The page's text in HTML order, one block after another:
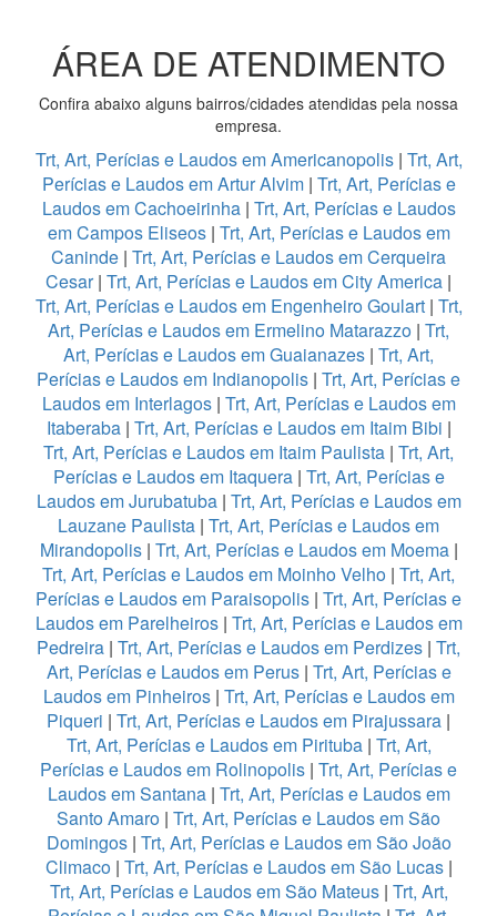
ÁREA DE ATENDIMENTO
Confira abaixo alguns bairros/cidades atendidas pela nossa
empresa.
Trt, Art, Perícias e Laudos em Americanopolis | Trt, Art,
Perícias e Laudos em Artur Alvim | Trt, Art, Perícias e
Laudos em Cachoeirinha| Trt, Art, Perícias e Laudos
em Campos Eliseos | Trt, Art, Perícias e Laudos em
Caninde | Trt, Art, Perícias e Laudos em Cerqueira
Cesar| Trt, Art, Perícias e Laudos em City America |
Trt, Art, Perícias e Laudos em Engenheiro Goulart | Trt,
Art, Perícias e Laudos em Ermelino Matarazzo | Trt,
Art, Perícias e Laudos em Guaianazes | Trt, Art,
Perícias e Laudos em Indianopolis | Trt, Art, Perícias e
Laudos em Interlagos| Trt, Art, Perícias e Laudos em
Itaberaba| Trt, Art, Perícias e Laudos em Itaim Bibi |
Trt, Art, Perícias e Laudos em Itaim Paulista | Trt, Art,
Perícias e Laudos em Itaquera| Trt, Art, Perícias e
Laudos em Jurubatuba| Trt, Art, Perícias e Laudos em
Lauzane Paulista | Trt, Art, Perícias e Laudos em
Mirandopolis| Trt, Art, Perícias e Laudos em Moema|
Trt, Art, Perícias e Laudos em Moinho Velho | Trt, Art,
Perícias e Laudos em Paraisopolis | Trt, Art, Perícias e
Laudos em Parelheiros| Trt, Art, Perícias e Laudos em
Pedreira | Trt, Art, Perícias e Laudos em Perdizes | Trt,
Art, Perícias e Laudos em Perus| Trt, Art, Perícias e
Laudos em Pinheiros| Trt, Art, Perícias e Laudos em
Piqueri | Trt, Art, Perícias e Laudos em Pirajussara |
Trt, Art, Perícias e Laudos em Pirituba| Trt, Art,
Perícias e Laudos em Rolinopolis | Trt, Art, Perícias e
Laudos em Santana| Trt, Art, Perícias e Laudos em
Santo Amaro | Trt, Art, Perícias e Laudos em São
Domingos| Trt, Art, Perícias e Laudos em São João
Climaco| Trt, Art, Perícias e Laudos em São Lucas|
Trt, Art, Perícias e Laudos em São Mateus | Trt, Art,